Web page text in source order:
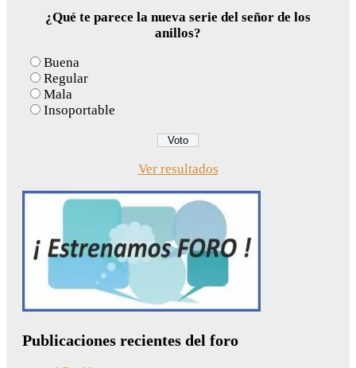
¿Qué te parece la nueva serie del señor de los
anillos?
Buena
Regular
Mala
Insoportable
Ver resultados
Publicaciones recientes del foro